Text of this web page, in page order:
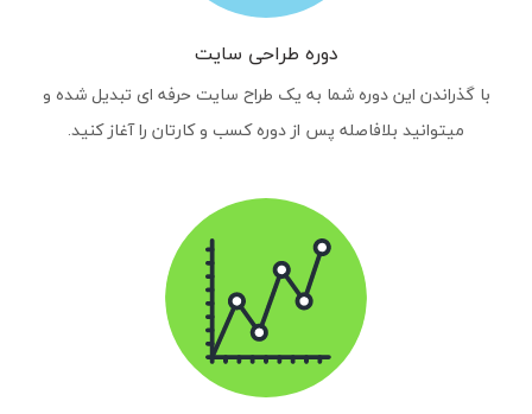
دوره طراحی سایت
با گذراندن این دوره شما به یک طراح سایت حرفه ای تبدیل شده و
میتوانید بلافاصله پس از دوره کسب و کارتان را آغاز کنید.